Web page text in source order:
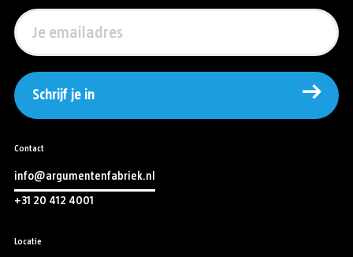
Schrijf je in
Contact
info@argumentenfabriek.nl
+31 20 412 4001
Locatie